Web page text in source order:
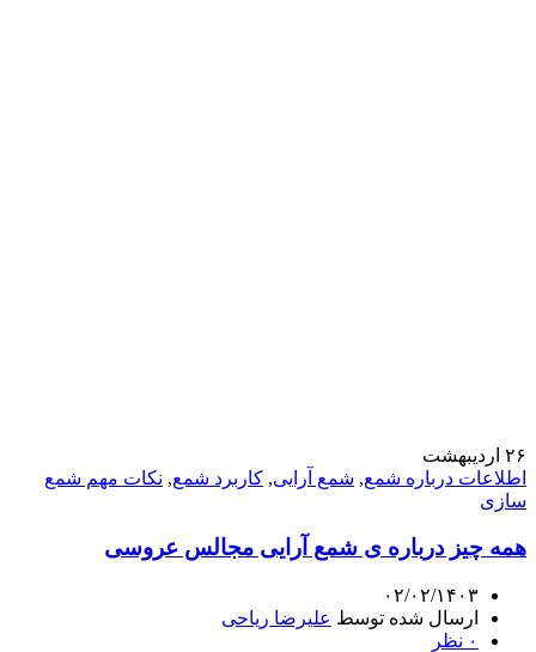
۲۶ اردیبهشت
اطلاعات درباره شمع, شمع آرایی, کاربرد شمع, نکات مهم شمع
سازی
همه چیز درباره ی شمع آرایی مجالس عروسی
۰۲/۰۲/۱۴۰۳
ارسال شده توسط علیرضا ریاحی
۰ نظر